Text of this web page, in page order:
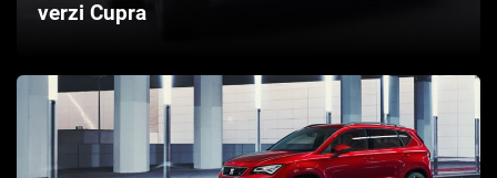
Pořady
TV Program
Sledujte prima+
verzi Cupra